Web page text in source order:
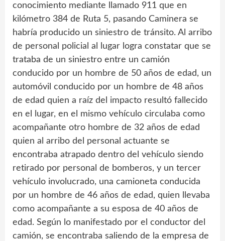
conocimiento mediante llamado 911 que en
kilómetro 384 de Ruta 5, pasando Caminera se
habría producido un siniestro de tránsito. Al arribo
de personal policial al lugar logra constatar que se
trataba de un siniestro entre un camión
conducido por un hombre de 50 años de edad, un
automóvil conducido por un hombre de 48 años
de edad quien a raíz del impacto resultó fallecido
en el lugar, en el mismo vehículo circulaba como
acompañante otro hombre de 32 años de edad
quien al arribo del personal actuante se
encontraba atrapado dentro del vehículo siendo
retirado por personal de bomberos, y un tercer
vehículo involucrado, una camioneta conducida
por un hombre de 46 años de edad, quien llevaba
como acompañante a su esposa de 40 años de
edad. Según lo manifestado por el conductor del
camión, se encontraba saliendo de la empresa de